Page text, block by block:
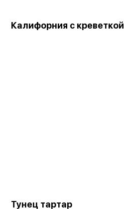
Калифорния с креветкой
Тунец тартар